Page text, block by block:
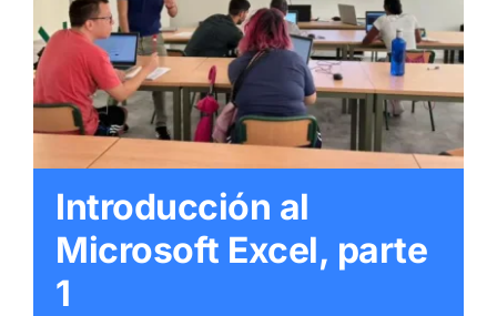
Itinerarios
Mediateca
Buscar:
Introducción al
Microsoft Excel, parte
1